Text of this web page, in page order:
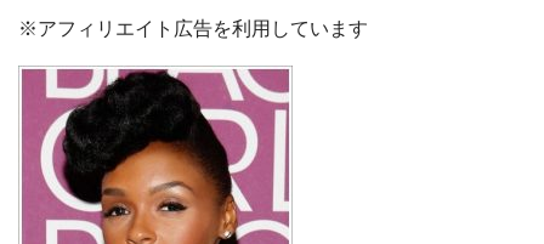
※アフィリエイト広告を利用しています